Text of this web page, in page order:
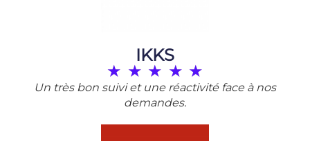
IKKS
★ ★ ★ ★ ★
Un très bon suivi et une réactivité face à nos
demandes.